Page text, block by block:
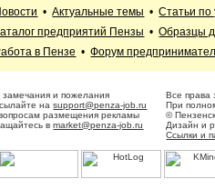
•Актуальные темы •Статьи
предприятий Пензы •Образцы
в Пензе •Форум
замечания и пожелания
наsupport@penza-job.ru
размещения рекламы
вmarket@penza-job.ru
Все права
При
©
Дизайн и
Ссылки и